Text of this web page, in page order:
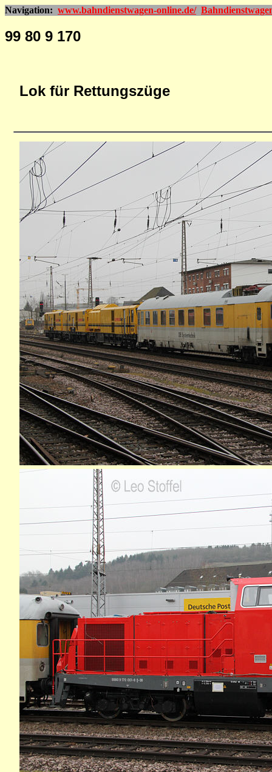
Navigation: www.bahndienstwagen-online.de/
99 80 9 170
Lok für Rettungszüge